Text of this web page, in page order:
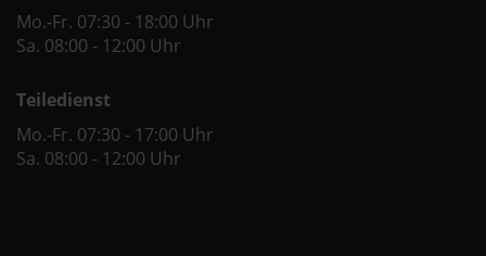
Mo.-Fr. 07:30 - 18:00 Uhr
Sa. 08:00 - 12:00 Uhr
Teiledienst
Mo.-Fr. 07:30 - 17:00 Uhr
Sa. 08:00 - 12:00 Uhr